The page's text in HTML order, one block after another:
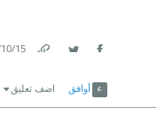
15‏/10‏/2025
أوافق اضف تعليق